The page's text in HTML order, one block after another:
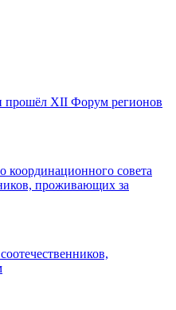
прошёл XII Форум регионов
координационного совета
проживающих за